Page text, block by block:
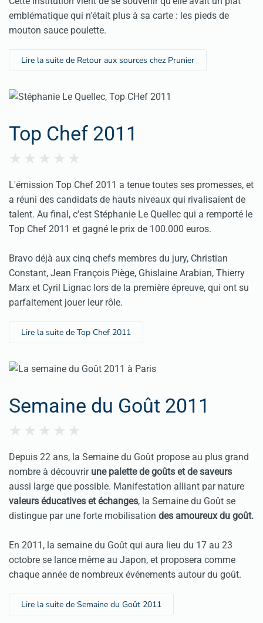
emblématique qui n'était plus à sa carte : les pieds de
mouton sauce poulette.
Lire la suite de Retour aux sources chez Prunier
Top Chef 2011
L'émission Top Chef 2011 a tenue toutes ses promesses, et
a réuni des candidats de hauts niveaux qui rivalisaient de
talent. Au final, c'est Stéphanie Le Quellec qui a remporté le
Top Chef 2011 et gagné le prix de 100.000 euros.
Bravo déjà aux cinq chefs membres du jury, Christian
Constant, Jean François Piège, Ghislaine Arabian, Thierry
Marx et Cyril Lignac lors de la première épreuve, qui ont su
parfaitement jouer leur rôle.
Lire la suite de Top Chef 2011
Semaine du Goût 2011
Depuis 22 ans, la Semaine du Goût propose au plus grand
nombre à découvrir une palette de goûts et de saveurs
aussi large que possible. Manifestation alliant par nature
valeurs éducatives et échanges, la Semaine du Goût se
distingue par une forte mobilisation des amoureux du goût.
En 2011, la semaine du Goût qui aura lieu du 17 au 23
octobre se lance même au Japon, et proposera comme
chaque année de nombreux événements autour du goût.
Lire la suite de Semaine du Goût 2011